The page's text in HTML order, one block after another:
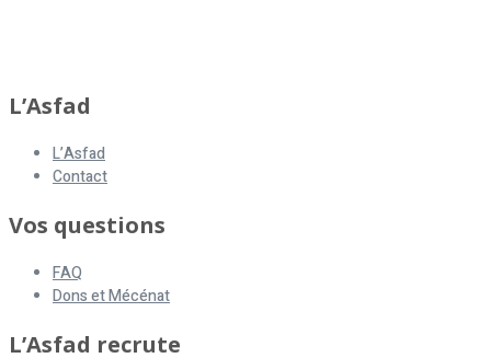
L’Asfad
L’Asfad
Contact
Vos questions
FAQ
Dons et Mécénat
L’Asfad recrute